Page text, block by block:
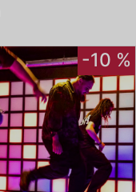
-10 %